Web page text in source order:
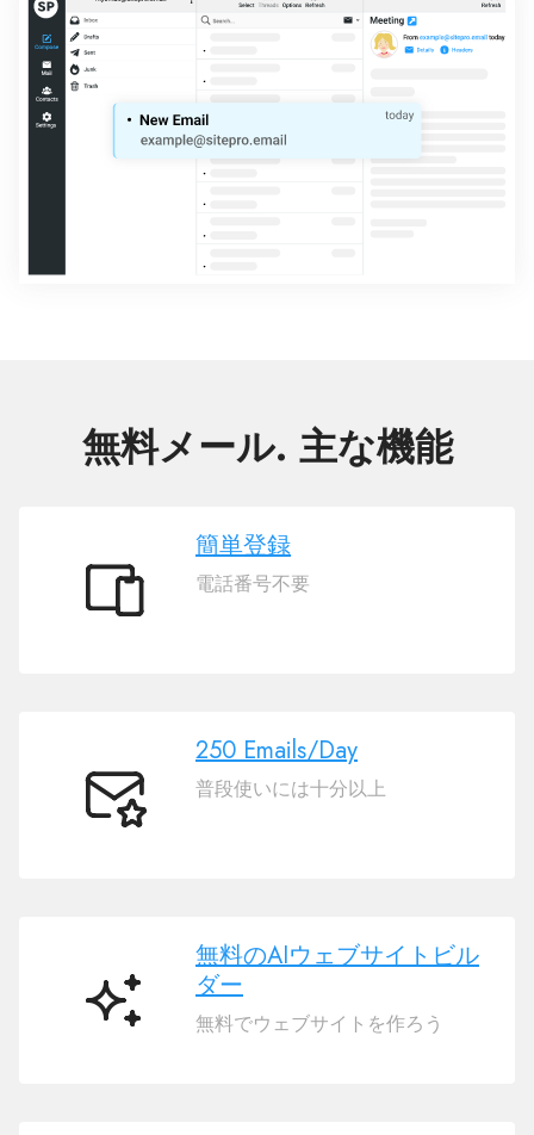
無料メール. 主な機能
簡
簡単登録
電話番号不要
250
Emails/Day
250 Emails/Day
普段使いには十分以上
無
無料のAIウェブサイトビル
ダー
無料でウェブサイトを作ろう